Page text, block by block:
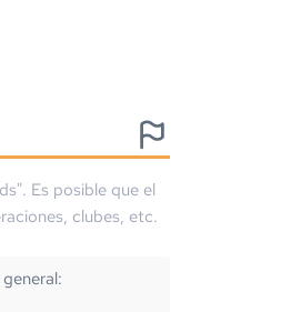
Es posible que el
clubes, etc.